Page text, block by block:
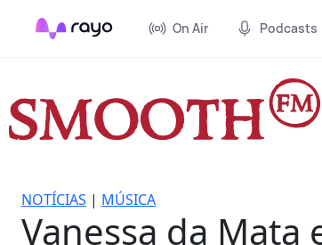
On Air Podcasts
NOTÍCIAS | MÚSICA
Vanessa da